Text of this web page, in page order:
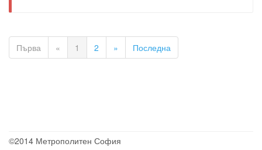
Първа « 1 2 » Последна
©2014 Метрополитен София